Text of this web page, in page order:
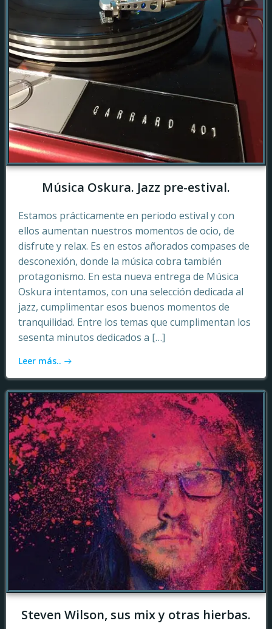
Música Oskura. Jazz pre-estival.
Estamos prácticamente en periodo estival y con
ellos aumentan nuestros momentos de ocio, de
disfrute y relax. Es en estos añorados compases de
desconexión, donde la música cobra también
protagonismo. En esta nueva entrega de Música
Oskura intentamos, con una selección dedicada al
jazz, cumplimentar esos buenos momentos de
tranquilidad. Entre los temas que cumplimentan los
sesenta minutos dedicados a […]
Leer más..
Steven Wilson, sus mix y otras hierbas.